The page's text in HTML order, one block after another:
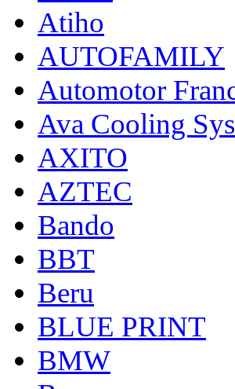
Atiho
AUTOFAMILY
Automotor
Ava Cooling
AXITO
AZTEC
Bando
BBT
Beru
BLUE PRINT
BMW